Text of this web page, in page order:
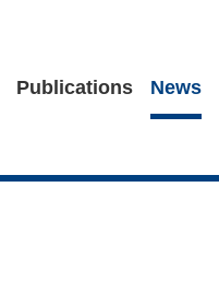
Publications News